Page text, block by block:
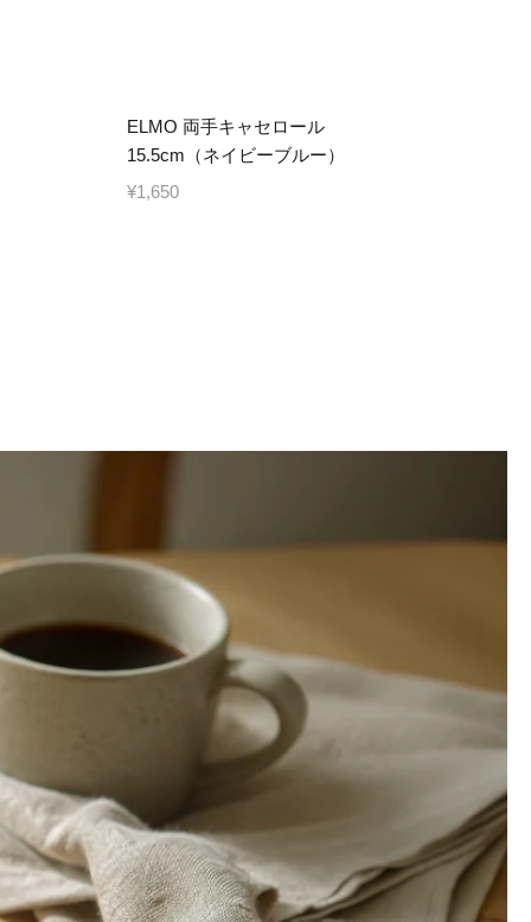
ELMO 両手キャセロール
15.5cm（ネイビーブルー）
¥1,650